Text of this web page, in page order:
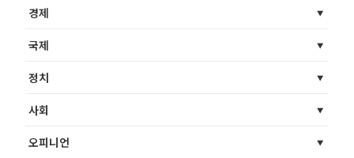
경제
국제
정치
사회
오피니언